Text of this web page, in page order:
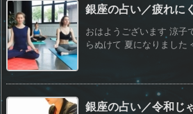
銀座の占い／疲れに
おはようございます 涼子
らぬけて 夏になりました
銀座の占い／令和じ